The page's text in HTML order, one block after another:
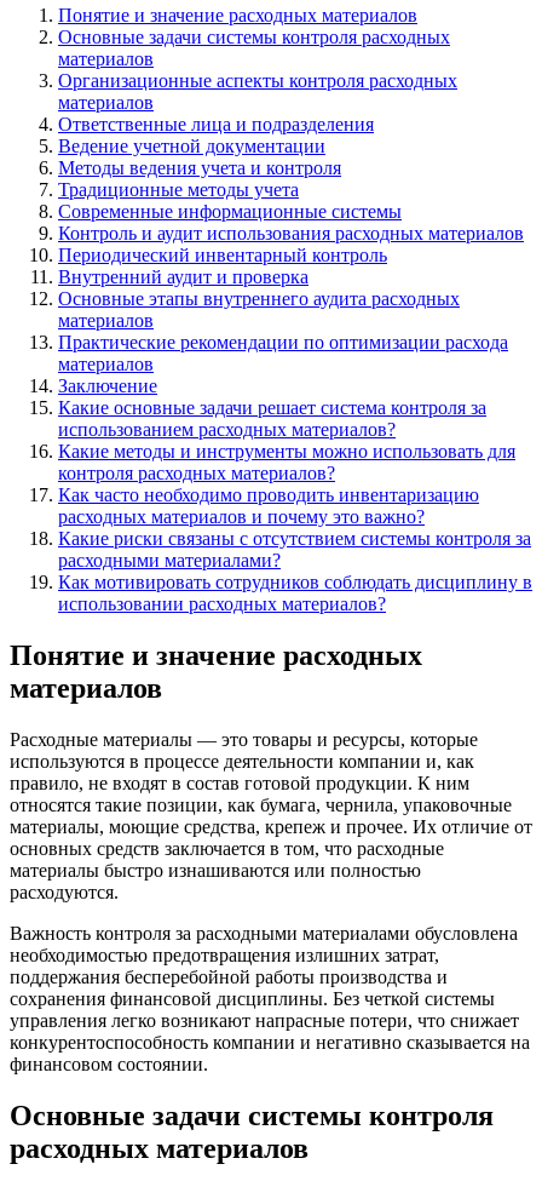
Понятие и значение расходных материалов
Основные задачи системы контроля расходных
материалов
Организационные аспекты контроля расходных
материалов
Ответственные лица и подразделения
Ведение учетной документации
Методы ведения учета и контроля
Традиционные методы учета
Современные информационные системы
Контроль и аудит использования расходных материалов
Периодический инвентарный контроль
Внутренний аудит и проверка
Основные этапы внутреннего аудита расходных
материалов
Практические рекомендации по оптимизации расхода
материалов
Заключение
Какие основные задачи решает система контроля за
использованием расходных материалов?
Какие методы и инструменты можно использовать для
контроля расходных материалов?
Как часто необходимо проводить инвентаризацию
расходных материалов и почему это важно?
Какие риски связаны с отсутствием системы контроля за
расходными материалами?
Как мотивировать сотрудников соблюдать дисциплину в
использовании расходных материалов?
Понятие и значение расходных
материалов
Расходные материалы — это товары и ресурсы, которые
используются в процессе деятельности компании и, как
правило, не входят в состав готовой продукции. К ним
относятся такие позиции, как бумага, чернила, упаковочные
материалы, моющие средства, крепеж и прочее. Их отличие от
основных средств заключается в том, что расходные
материалы быстро изнашиваются или полностью
расходуются.
Важность контроля за расходными материалами обусловлена
необходимостью предотвращения излишних затрат,
поддержания бесперебойной работы производства и
сохранения финансовой дисциплины. Без четкой системы
управления легко возникают напрасные потери, что снижает
конкурентоспособность компании и негативно сказывается на
финансовом состоянии.
Основные задачи системы контроля
расходных материалов